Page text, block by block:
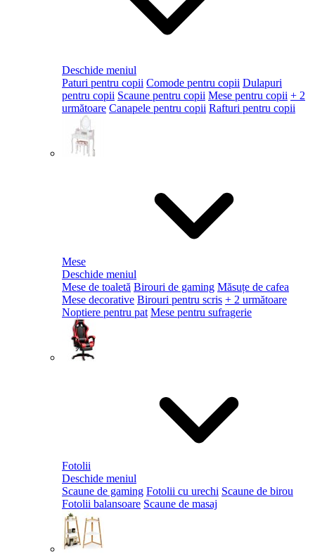
Deschide meniul
Paturi pentru copii Comode pentru copii Dulapuri
pentru copii Scaune pentru copii Mese pentru copii + 2
următoare Canapele pentru copii Rafturi pentru copii
Mese
Deschide meniul
Mese de toaletă Birouri de gaming Măsuțe de cafea
Mese decorative Birouri pentru scris + 2 următoare
Noptiere pentru pat Mese pentru sufragerie
Fotolii
Deschide meniul
Scaune de gaming Fotolii cu urechi Scaune de birou
Fotolii balansoare Scaune de masaj